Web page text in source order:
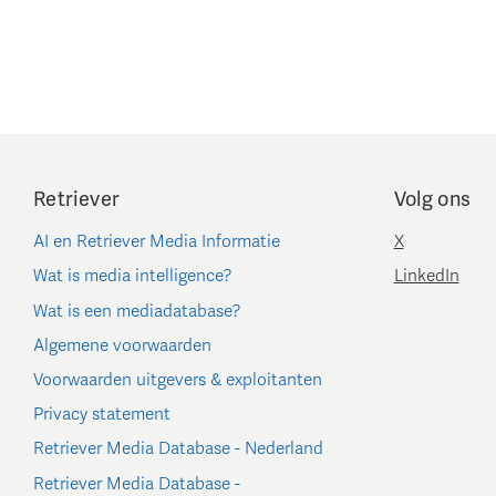
Retriever
AI en Retriever Media Informatie
Wat is media intelligence?
Wat is een mediadatabase?
Algemene voorwaarden
Voorwaarden uitgevers & exploitanten
Privacy statement
Retriever Media Database - Nederland
Retriever Media Database -
Volg ons
X
LinkedIn